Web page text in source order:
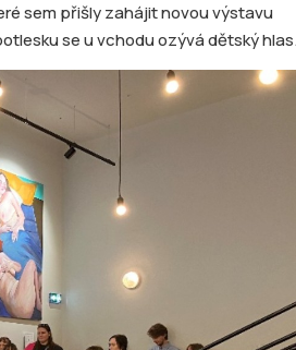
sem přišly zahájit novou výstavu
se u vchodu ozývá dětský